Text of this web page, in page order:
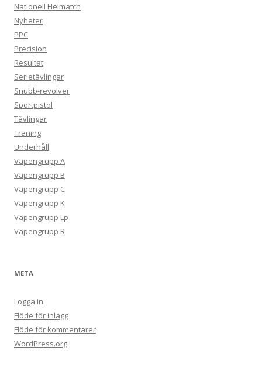
Nationell Helmatch
Nyheter
PPC
Precision
Resultat
Serietävlingar
Snubb-revolver
Sportpistol
Tävlingar
Träning
Underhåll
Vapengrupp A
Vapengrupp B
Vapengrupp C
Vapengrupp K
Vapengrupp Lp
Vapengrupp R
META
Logga in
Flöde för inlägg
Flöde för kommentarer
WordPress.org